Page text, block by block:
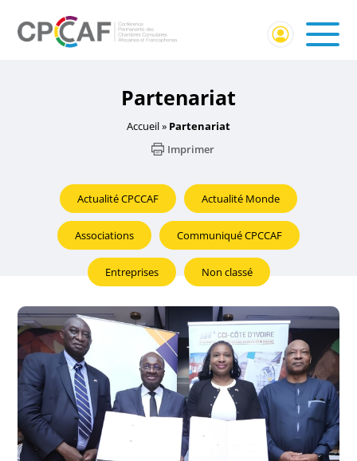
Partenariat
Accueil» Partenariat
Imprimer
Actualité CPCCAF Actualité Monde
Associations Communiqué CPCCAF
Entreprises Non classé